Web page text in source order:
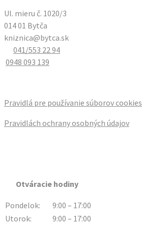
Ul. mieru č. 1020/3
014 01 Bytča
kniznica@bytca.sk
041/553 22 94
0948 093 139
Pravidlá pre používanie súborov cookies
Pravidlách ochrany osobných údajov
Otváracie hodiny
Pondelok:
9:00 – 17:00
Utorok:
9:00 – 17:00